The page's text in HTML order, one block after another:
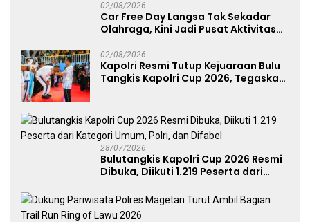
02/08/2026
Car Free Day Langsa Tak Sekadar
Olahraga, Kini Jadi Pusat Aktivitas
02/08/2026
Kapolri Resmi Tutup Kejuaraan Bulu
Tangkis Kapolri Cup 2026, Tegaskan
28/07/2026
Bulutangkis Kapolri Cup 2026 Resmi
Dibuka, Diikuti 1.219 Peserta dari